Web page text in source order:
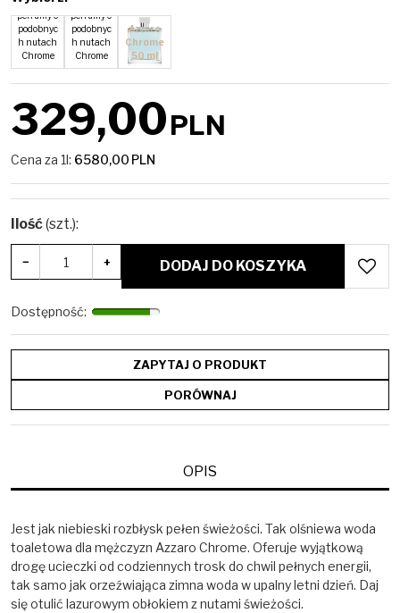
perfumy o
podobnyc
h nutach
Chrome
perfumy o
podobnyc
h nutach
Chrome
Azzaro
Chrome
50 ml
329,00PLN
Cena za 1l: 6580,00 PLN
Ilość(szt.):
− + DODAJ DO KOSZYKA
Dostępność:
ZAPYTAJ O PRODUKT
PORÓWNAJ
OPIS
Jest jak niebieski rozbłysk pełen świeżości. Tak olśniewa woda
toaletowa dla mężczyzn Azzaro Chrome. Oferuje wyjątkową
drogę ucieczki od codziennych trosk do chwil pełnych energii,
tak samo jak orzeźwiająca zimna woda w upalny letni dzień. Daj
się otulić lazurowym obłokiem z nutami świeżości.